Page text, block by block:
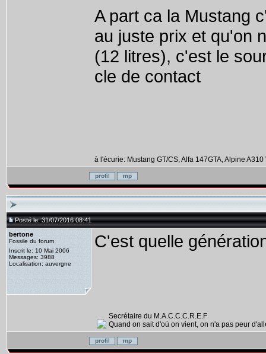
A part ca la Mustang
au juste prix et qu'on
(12 litres), c'est le
cle de contact
à l'écurie: Mustang GT/CS, Alfa 147GTA, Alpine
Posté le: 31/07/2016 08:41
bertone
Fossile du forum
Inscrit le: 10 Mai 2006
Messages: 3988
Localisation: auvergne
C'est quelle
Secrétaire du M.A.C.C.C.R.E.F
Quand on sait d'où on vient, on n'a pas peur